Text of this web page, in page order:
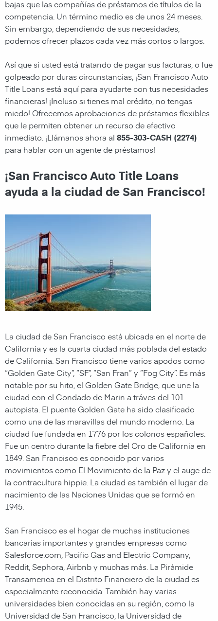
bajas que las compañías de préstamos de títulos de la
competencia. Un término medio es de unos 24 meses.
Sin embargo, dependiendo de sus necesidades,
podemos ofrecer plazos cada vez más cortos o largos.
Así que si usted está tratando de pagar sus facturas, o fue
golpeado por duras circunstancias, ¡San Francisco Auto
Title Loans está aquí para ayudarte con tus necesidades
financieras! ¡Incluso si tienes mal crédito, no tengas
miedo! Ofrecemos aprobaciones de préstamos flexibles
que le permiten obtener un recurso de efectivo
inmediato. ¡Llámanos ahora al 855-303-CASH (2274)
para hablar con un agente de préstamos!
¡San Francisco Auto Title Loans
ayuda a la ciudad de San Francisco!
La ciudad de San Francisco está ubicada en el norte de
California y es la cuarta ciudad más poblada del estado
de California. San Francisco tiene varios apodos como
“Golden Gate City”, “SF”, “San Fran” y “Fog City”. Es más
notable por su hito, el Golden Gate Bridge, que une la
ciudad con el Condado de Marin a tráves del 101
autopista. El puente Golden Gate ha sido clasificado
como una de las maravillas del mundo moderno. La
ciudad fue fundada en 1776 por los colonos españoles.
Fue un centro durante la fiebre del Oro de California en
1849. San Francisco es conocido por varios
movimientos como El Movimiento de la Paz y el auge de
la contracultura hippie. La ciudad es también el lugar de
nacimiento de las Naciones Unidas que se formó en
1945.
San Francisco es el hogar de muchas instituciones
bancarias importantes y grandes empresas como
Salesforce.com, Pacific Gas and Electric Company,
Reddit, Sephora, Airbnb y muchas más. La Pirámide
Transamerica en el Distrito Financiero de la ciudad es
especialmente reconocida. También hay varias
universidades bien conocidas en su región, como la
Universidad de San Francisco, la Universidad de